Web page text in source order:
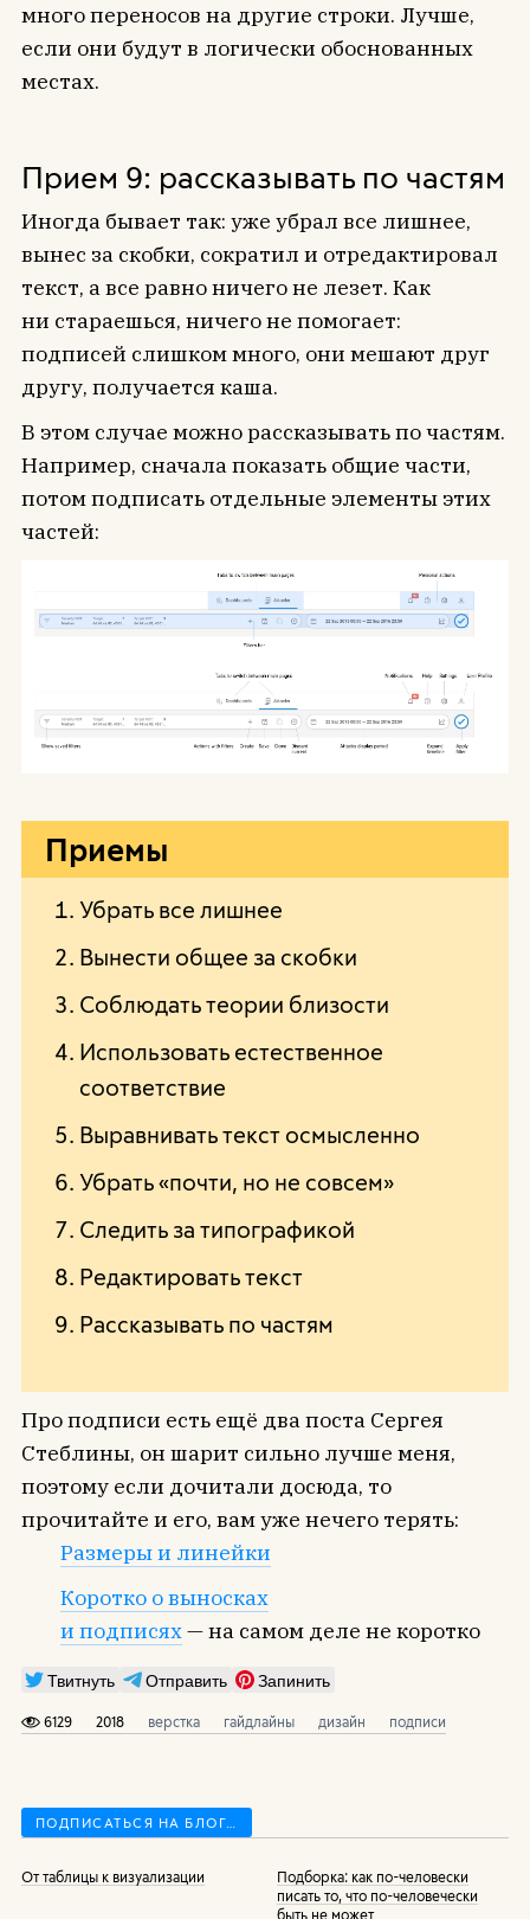
много переносов на другие строки. Лучше,
если они будут в логически обоснованных
местах.
Прием 9: рассказывать по частям
Иногда бывает так: уже убрал все лишнее,
вынес за скобки, сократил и отредактировал
текст, а все равно ничего не лезет. Как
ни стараешься, ничего не помогает:
подписей слишком много, они мешают друг
другу, получается каша.
В этом случае можно рассказывать по частям.
Например, сначала показать общие части,
потом подписать отдельные элементы этих
частей:
Приемы
Убрать все лишнее
Вынести общее за скобки
Соблюдать теории близости
Использовать естественное
соответствие
Выравнивать текст осмысленно
Убрать «почти, но не совсем»
Следить за типографикой
Редактировать текст
Рассказывать по частям
Про подписи есть ещё два поста Сергея
Стеблины, он шарит сильно лучше меня,
поэтому если дочитали досюда, то
прочитайте и его, вам уже нечего терять:
Размеры и линейки
Коротко о выносках
и подписях— на самом деле не коротко
Твитнуть Отправить Запинить
6129 2018 верстка гайдлайны дизайн подписи
ПОДПИСАТЬСЯ НА БЛОГ…
От таблицы к визуализации
Подборка: как по-человески
писать то, что по-человечески
быть не может